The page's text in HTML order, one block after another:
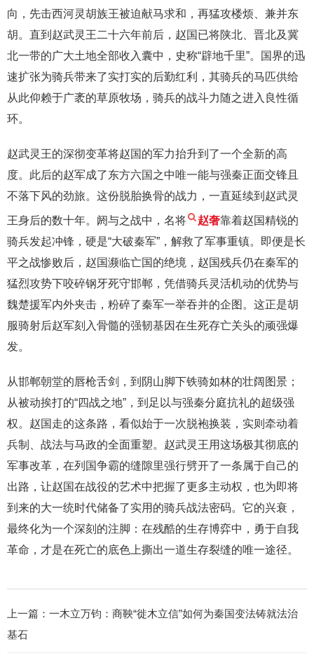
向，先击西河灵胡族王被迫献马求和，再猛攻楼烦、兼并东
胡。直到赵武灵王二十六年前后，赵国已将陕北、晋北及冀
北一带的广大土地全部收入囊中，史称“辟地千里”。国界的迅
速扩张为骑兵带来了实打实的后勤红利，其骑兵的马匹供给
从此仰赖于广袤的草原牧场，骑兵的战斗力随之进入良性循
环。
赵武灵王的深彻变革将赵国的军力抬升到了一个全新的高
度。此后的赵军成了东方六国之中唯一能与强秦正面交锋且
不落下风的劲旅。这份脱胎换骨的战力，一直延续到赵武灵
王身后的数十年。阏与之战中，名将 赵奢靠着赵国精锐的
骑兵发起冲锋，硬是“大破秦军”，解救了军事重镇。即便是长
平之战惨败后，赵国濒临亡国的绝境，赵国残兵仍在秦军的
猛烈攻势下咬碎钢牙死守邯郸，凭借骑兵灵活机动的优势与
魏楚援军内外夹击，粉碎了秦军一举吞并的企图。这正是胡
服骑射后赵军刻入骨髓的强韧基因在生死存亡关头的顽强爆
发。
从邯郸朝堂的唇枪舌剑，到阴山脚下铁骑如林的壮阔图景；
从被动挨打的“四战之地”，到足以与强秦分庭抗礼的超级强
权。赵国走的这条路，看似始于一次脱袍换装，实则牵动着
兵制、战法与马政的全面重塑。赵武灵王用这场极其彻底的
军事改革，在列国争霸的缝隙里强行劈开了一条属于自己的
出路，让赵国在战役的艺术中把握了更多主动权，也为即将
到来的大一统时代储备了实用的骑兵战法密码。它的兴衰，
最终化为一个深刻的注脚：在残酷的生存博弈中，勇于自我
革命，才是在死亡的底色上撕出一道生存裂缝的唯一途径。
上一篇： 一木立万钧：商鞅“徙木立信”如何为秦国变法铸就法治
基石